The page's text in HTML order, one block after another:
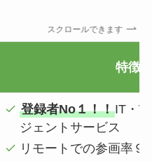
スクロールできます
特徴
登録者No１！！IT・
ジェントサービス
リモートでの参画率９